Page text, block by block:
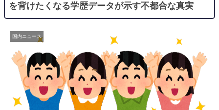
を背けたくなる学歴データが示す不都合な真実
国内ニュース